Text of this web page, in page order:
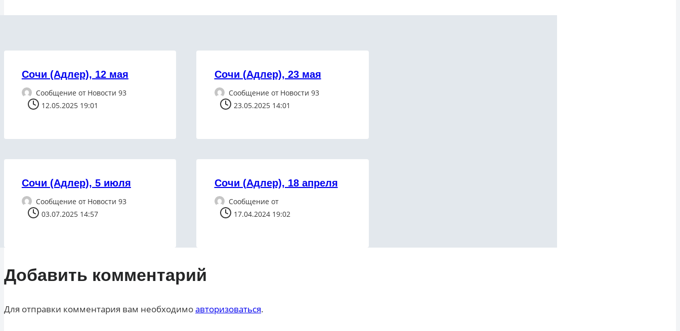
Сочи (Адлер), 12 мая
Сообщение от Новости 93
12.05.2025 19:01
Сочи (Адлер), 23 мая
Сообщение от Новости 93
23.05.2025 14:01
Сочи (Адлер), 5 июля
Сообщение от Новости 93
03.07.2025 14:57
Сочи (Адлер), 18 апреля
Сообщение от
17.04.2024 19:02
Добавить комментарий
Для отправки комментария вам необходимоавторизоваться.